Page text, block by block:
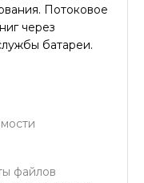
Потоковое
через
батареи.
файлов